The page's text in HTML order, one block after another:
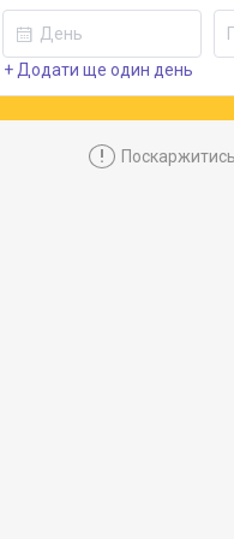
+ Додати ще один день
!